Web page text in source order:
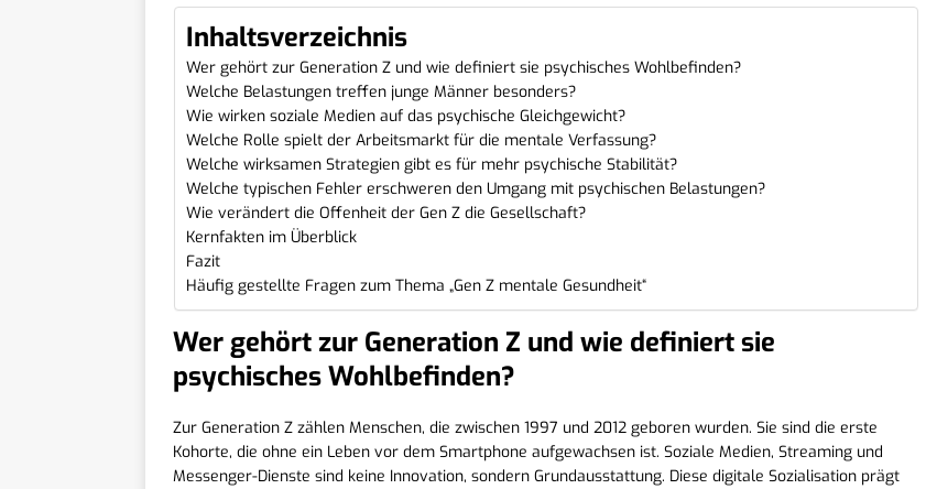
Inhaltsverzeichnis
Wer gehört zur Generation Z und wie definiert sie psychisches Wohlbefinden?
Welche Belastungen treffen junge Männer besonders?
Wie wirken soziale Medien auf das psychische Gleichgewicht?
Welche Rolle spielt der Arbeitsmarkt für die mentale Verfassung?
Welche wirksamen Strategien gibt es für mehr psychische Stabilität?
Welche typischen Fehler erschweren den Umgang mit psychischen Belastungen?
Wie verändert die Offenheit der Gen Z die Gesellschaft?
Kernfakten im Überblick
Fazit
Häufig gestellte Fragen zum Thema „Gen Z mentale Gesundheit“
Wer gehört zur Generation Z und wie definiert sie
psychisches Wohlbefinden?
Zur Generation Z zählen Menschen, die zwischen 1997 und 2012 geboren wurden. Sie sind die erste
Kohorte, die ohne ein Leben vor dem Smartphone aufgewachsen ist. Soziale Medien, Streaming und
Messenger-Dienste sind keine Innovation, sondern Grundausstattung. Diese digitale Sozialisation prägt